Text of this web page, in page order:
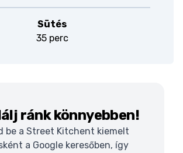
Sütés
35 perc
ránk könnyebben!
be a Street Kitchent kiemelt
a Google keresőben, így